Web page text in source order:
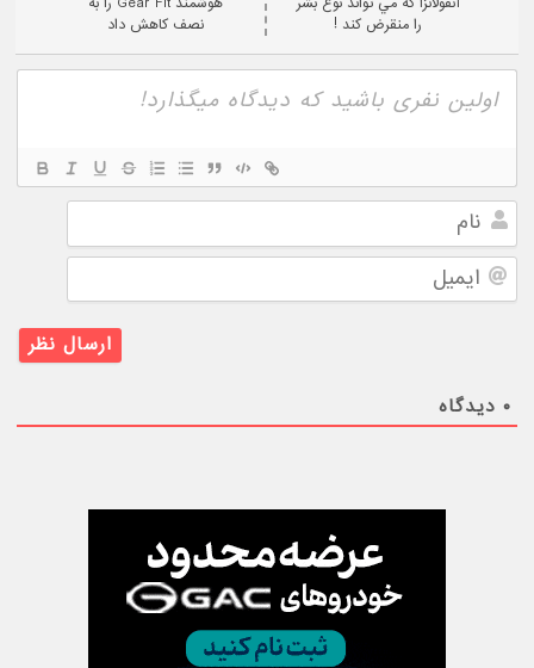
نصف کاهش داد
را منقرض کند !
نام
ایمیل
۰ دیدگاه